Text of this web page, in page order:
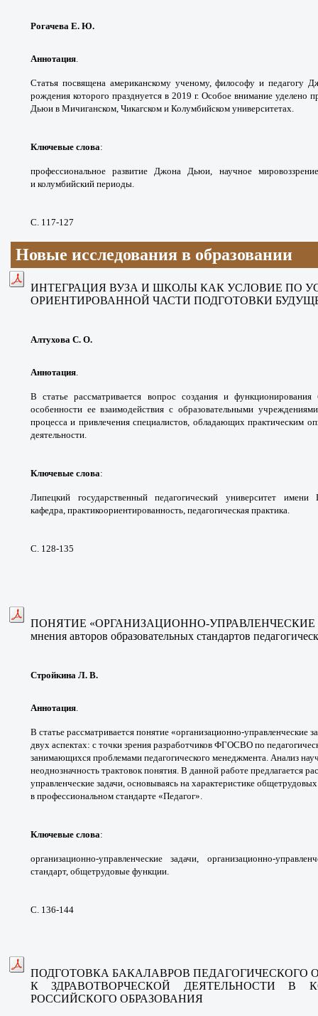
Рогачева Е. Ю.
Аннотация.
Статья посвящена американскому ученому, философу и педагогу
рождения которого празднуется в 2019 г. Особое внимание уделено
Дьюи в Мичиганском, Чикагском и Колумбийском университетах.
Ключевые слова:
профессиональное развитиеДжона Дьюи, научное
и колумбийский периоды.
С. 117-127
Новые исследования в образовании
ИНТЕГРАЦИЯ ВУЗА И ШКОЛЫ КАК УСЛОВИЕ ПО
ОРИЕНТИРОВАННОЙ ЧАСТИ ПОДГОТОВКИ
Алтухова С. О.
Аннотация.
В статье рассматривается вопрос создания и
особенности ее взаимодействия с образовательными
процесса и привлеченияспециалистов, обладающих практическим
деятельности.
Ключевые слова:
Липецкий государственныйпедагогический университет имени
кафедра, практикоориентированность, педагогическая практика.
С. 128-135
ПОНЯТИЕ «ОРГАНИЗАЦИОННО-УПРАВЛЕНЧЕСКИЕ
мнения авторов образовательных стандартов
Стройкина Л. В.
Аннотация.
В статье рассматривается понятие «организационно-управленческие
двух аспектах: с точки зрения разработчиков ФГОСВО по
занимающихся проблемами педагогического менеджмента. Анализ
неоднозначность трактовок понятия. В данной работе предлагается
управленческие задачи, основываясь на характеристике
в профессиональном стандарте «Педагог».
Ключевые слова:
организационно-управленческие задачи, организационно-
стандарт, общетрудовые функции.
С. 136-144
ПОДГОТОВКА БАКАЛАВРОВ ПЕДАГОГИЧЕСКОГО
К ЗДРАВОТВОРЧЕСКОЙ ДЕЯТЕЛЬНОСТИВ
РОССИЙСКОГО ОБРАЗОВАНИЯ